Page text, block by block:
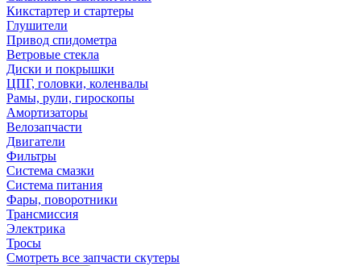
Кикстартер и стартеры
Глушители
Привод спидометра
Ветровые стекла
Диски и покрышки
ЦПГ, головки, коленвалы
Рамы, рули, гироскопы
Амортизаторы
Велозапчасти
Двигатели
Фильтры
Система смазки
Система питания
Фары, поворотники
Трансмиссия
Электрика
Тросы
Смотреть все запчасти скутеры